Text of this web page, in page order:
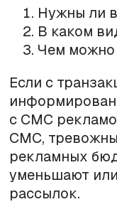
Нужны ли
В каком
Чем можно
Если с
с СМС
СМС,
рекламных
уменьшают
рассылок.